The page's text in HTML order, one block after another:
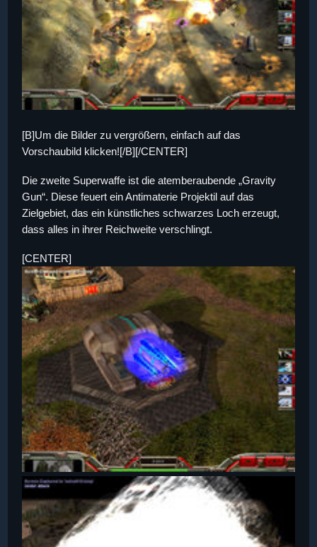
[B]Um die Bilder zu vergrößern, einfach auf das
Vorschaubild klicken![/B][/CENTER]
Die zweite Superwaffe ist die atemberaubende „Gravity
Gun“. Diese feuert ein Antimaterie Projektil auf das
Zielgebiet, das ein künstliches schwarzes Loch erzeugt,
dass alles in ihrer Reichweite verschlingt.
[CENTER]